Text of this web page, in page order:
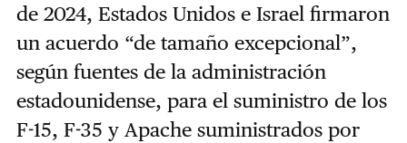
de 2024, Estados Unidos e Israel firmaron
un acuerdo “de tamaño excepcional”,
según fuentes de la administración
estadounidense, para el suministro de los
F-15, F-35 y Apache suministrados por